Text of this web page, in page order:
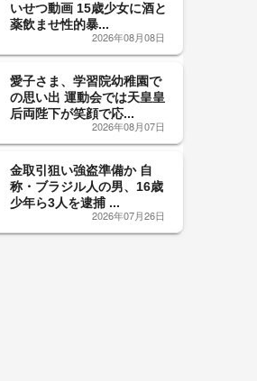
いせつ動画 15歳少女に酒と
薬飲ませ性的暴...
2026年08月08日
愛子さま、学習院幼稚園で
の思い出 運動会では天皇皇
后両陛下が笑顔で応...
2026年08月07日
金取引狙い強盗準備か 自
称・ブラジル人の男、16歳
少年ら3人を逮捕 ...
2026年07月26日